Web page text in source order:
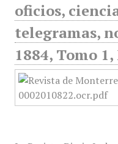
oficios,
telegramas,
1884, Tomo